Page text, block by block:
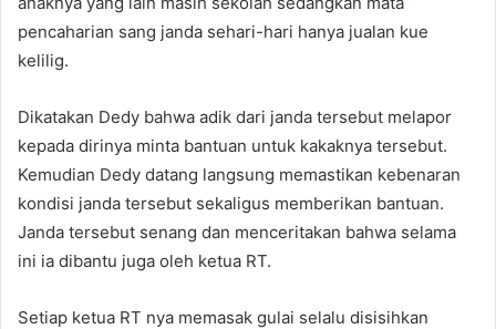
pencaharian sang janda sehari-hari hanya jualan kue
kelilig.
Dikatakan Dedy bahwa adik dari janda tersebut melapor
kepada dirinya minta bantuan untuk kakaknya tersebut.
Kemudian Dedy datang langsung memastikan kebenaran
kondisi janda tersebut sekaligus memberikan bantuan.
Janda tersebut senang dan menceritakan bahwa selama
ini ia dibantu juga oleh ketua RT.
Setiap ketua RT nya memasak gulai selalu disisihkan